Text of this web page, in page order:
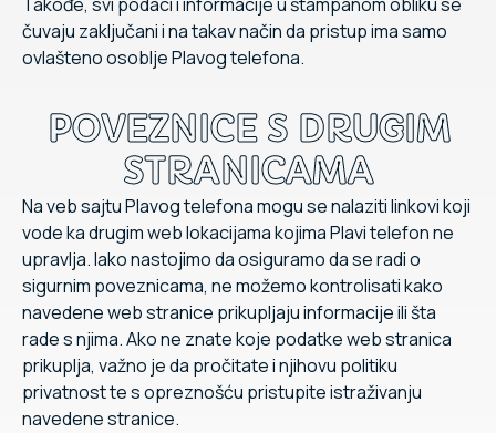
čuvaju zaključani i na takav način da pristup ima samo
ovlašteno osoblje Plavog telefona.
POVEZNICE S DRUGIM
STRANICAMA
Na veb sajtu Plavog telefona mogu se nalaziti linkovi koji
vode ka drugim web lokacijama kojima Plavi telefon ne
upravlja. Iako nastojimo da osiguramo da se radi o
sigurnim poveznicama, ne možemo kontrolisati kako
navedene web stranice prikupljaju informacije ili šta
rade s njima. Ako ne znate koje podatke web stranica
prikuplja, važno je da pročitate i njihovu politiku
privatnost te s opreznošću pristupite istraživanju
navedene stranice.